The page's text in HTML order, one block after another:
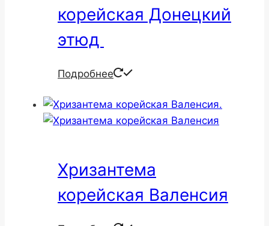
корейская Донецкий
этюд
Подробнее
Хризантема
корейская Валенсия